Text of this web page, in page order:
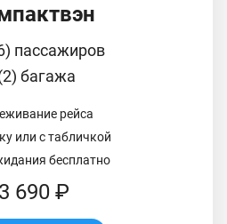
пассажиров
багажа
рейса
или с табличкой
бесплатно
690 ₽